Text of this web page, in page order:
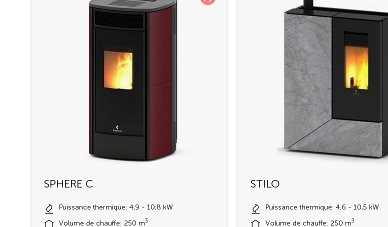
SPHERE C
Puissance thermique: 4,9 - 10,8 kW
Volume de chauffe: 250 m3
STILO
Puissance thermique: 4,6 - 10,5 kW
Volume de chauffe: 250 m3